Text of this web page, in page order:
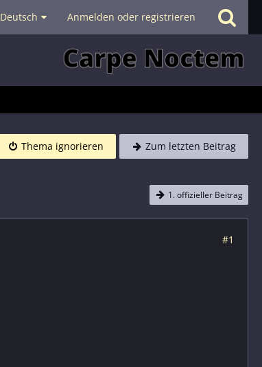
Hilfe
Deutsch Anmelden oder registrieren
Thema ignorieren Zum letzten Beitrag
1. offizieller Beitrag
#1